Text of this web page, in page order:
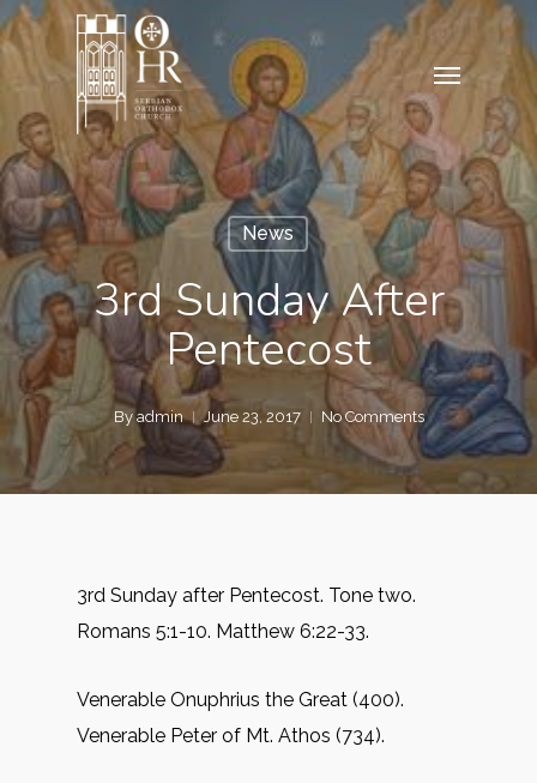
Skip
to
main
content
Menu
News
3rd Sunday After
Pentecost
By admin June 23, 2017 No Comments
3rd Sunday after Pentecost. Tone two.
Romans 5:1-10. Matthew 6:22-33.
Venerable Onuphrius the Great (400).
Venerable Peter of Mt. Athos (734).